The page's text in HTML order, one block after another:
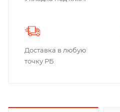
Доставка в любую
точку РБ